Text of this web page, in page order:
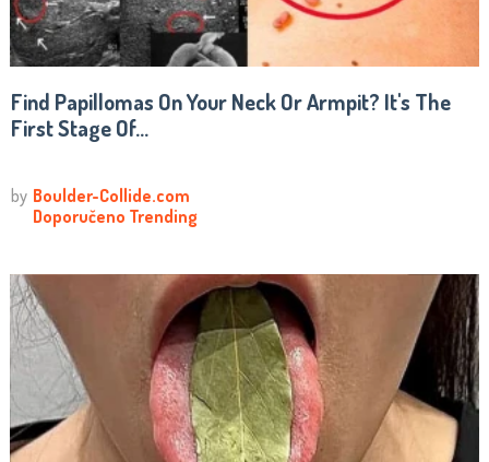
Find Papillomas On Your Neck Or Armpit? It's The
First Stage Of...